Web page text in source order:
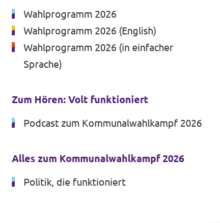
Wahlprogramm 2026
Wahlprogramm 2026 (English)
Wahlprogramm 2026 (in einfacher
Sprache)
Zum Hören: Volt funktioniert
Podcast zum Kommunalwahlkampf 2026
Alles zum Kommunalwahlkampf 2026
Politik, die funktioniert